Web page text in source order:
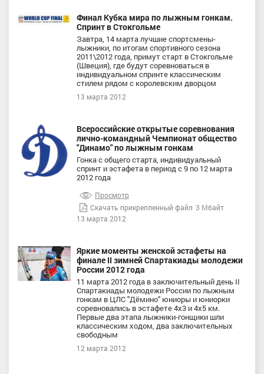
Финал Кубка мира по лыжным гонкам.
Спринт в Стокгольме
Завтра, 14 марта лучшие спортсмены-
лыжники, по итогам спортивного сезона
2011\2012 года, примут старт в Стокгольме
(Швеция), где будут соревноваться в
индивидуальном спринте классическим
стилем рядом с королевским дворцом
13 марта 2012
Всероссийские открытые соревнования
лично-командный Чемпионат общество
"Динамо" по лыжным гонкам
Гонка с общего старта, индивидуальный
спринт и эстафета в период с 9 по 12 марта
2012 года
Просмотр
Скачать прикрепленный файл 3 Мбайт
13 марта 2012
Яркие моменты женской эстафеты на
финале II зимней Спартакиады молодежи
России 2012 года
11 марта 2012 года в заключительный день II
Спартакиады молодежи России по лыжным
гонкам в ЦЛС "Дёмино" юниоры и юниорки
соревновались в эстафете 4х3 и 4х5 км.
Первые два этапа лыжники-гонщики шли
классическим ходом, два заключительных
свободным
12 марта 2012